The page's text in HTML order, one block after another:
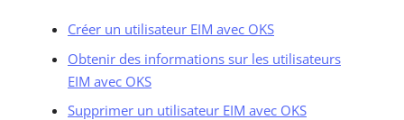
Créer un utilisateur EIM avec OKS
Obtenir des informations sur les utilisateurs
EIM avec OKS
Supprimer un utilisateur EIM avec OKS